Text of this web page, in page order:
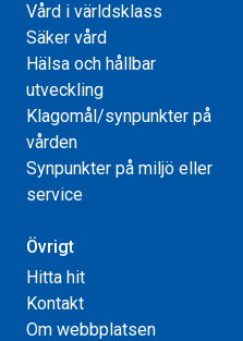
Vård i världsklass
Säker vård
Hälsa och hållbar
utveckling
Klagomål/synpunkter på
vården
Synpunkter på miljö eller
service
Övrigt
Hitta hit
Kontakt
Om webbplatsen